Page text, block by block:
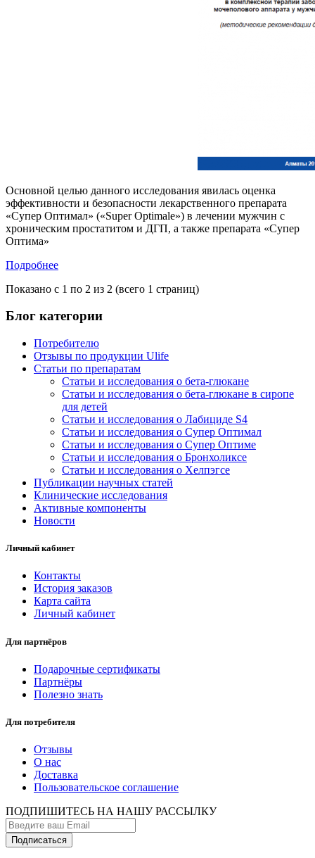
Основной целью данного исследования явилась оценка
эффективности и безопасности лекарственного препарата
«Супер Оптимал» («Super Optimale») в лечении мужчин с
хроническим простатитом и ДГП, а также препарата «Супер
Оптима»
Подробнее
Показано с 1 по 2 из 2 (всего 1 страниц)
Блог категории
Потребителю
Отзывы по продукции Ulife
Статьи по препаратам
Статьи и исследования о бета-глюкане
Статьи и исследования о бета-глюкане в сиропе
для детей
Статьи и исследования о Лабициде S4
Статьи и исследования о Супер Оптимал
Статьи и исследования о Супер Оптиме
Статьи и исследования о Бронхоликсе
Статьи и исследования о Хелпэгсе
Публикации научных статей
Клинические исследования
Активные компоненты
Новости
Личный кабинет
Контакты
История заказов
Карта сайта
Личный кабинет
Для партнёров
Подарочные сертификаты
Партнёры
Полезно знать
Для потребителя
Отзывы
О нас
Доставка
Пользовательское соглашение
ПОДПИШИТЕСЬ НА НАШУ РАССЫЛКУ